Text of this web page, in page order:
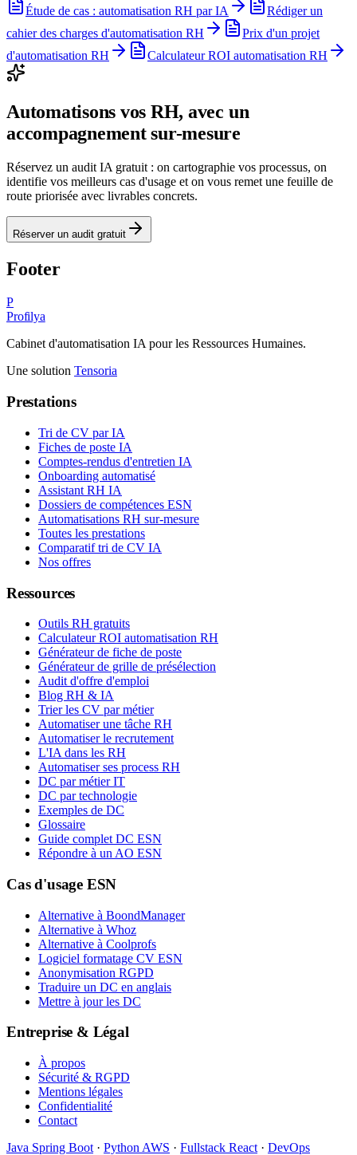
Étude de cas : automatisation RH par IA
Rédiger un
cahier des charges d'automatisation RH
Prix d'un projet
d'automatisation RH
Calculateur ROI automatisation RH
Automatisons vos RH, avec un
accompagnement sur-mesure
Réservez un audit IA gratuit : on cartographie vos processus, on
identifie vos meilleurs cas d'usage et on vous remet une feuille de
route priorisée avec livrables concrets.
Réserver un audit gratuit
Footer
P
Profilya
Cabinet d'automatisation IA pour les Ressources Humaines.
Une solution Tensoria
Prestations
Tri de CV par IA
Fiches de poste IA
Comptes-rendus d'entretien IA
Onboarding automatisé
Assistant RH IA
Dossiers de compétences ESN
Automatisations RH sur-mesure
Toutes les prestations
Comparatif tri de CV IA
Nos offres
Ressources
Outils RH gratuits
Calculateur ROI automatisation RH
Générateur de fiche de poste
Générateur de grille de présélection
Audit d'offre d'emploi
Blog RH & IA
Trier les CV par métier
Automatiser une tâche RH
Automatiser le recrutement
L'IA dans les RH
Automatiser ses process RH
DC par métier IT
DC par technologie
Exemples de DC
Glossaire
Guide complet DC ESN
Répondre à un AO ESN
Cas d'usage ESN
Alternative à BoondManager
Alternative à Whoz
Alternative à Coolprofs
Logiciel formatage CV ESN
Anonymisation RGPD
Traduire un DC en anglais
Mettre à jour les DC
Entreprise & Légal
À propos
Sécurité & RGPD
Mentions légales
Confidentialité
Contact
Java Spring Boot · Python AWS · Fullstack React · DevOps